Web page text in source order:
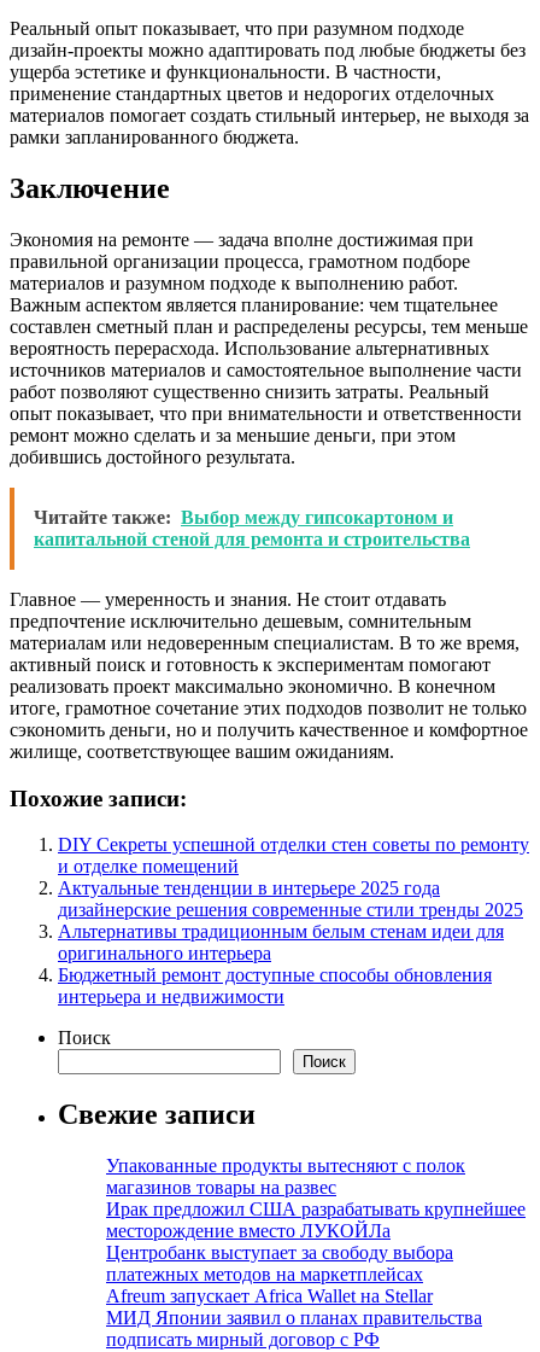
Реальный опыт показывает, что при разумном подходе
дизайн-проекты можно адаптировать под любые бюджеты без
ущерба эстетике и функциональности. В частности,
применение стандартных цветов и недорогих отделочных
материалов помогает создать стильный интерьер, не выходя за
рамки запланированного бюджета.
Заключение
Экономия на ремонте — задача вполне достижимая при
правильной организации процесса, грамотном подборе
материалов и разумном подходе к выполнению работ.
Важным аспектом является планирование: чем тщательнее
составлен сметный план и распределены ресурсы, тем меньше
вероятность перерасхода. Использование альтернативных
источников материалов и самостоятельное выполнение части
работ позволяют существенно снизить затраты. Реальный
опыт показывает, что при внимательности и ответственности
ремонт можно сделать и за меньшие деньги, при этом
добившись достойного результата.
Читайте также: Выбор между гипсокартоном и
капитальной стеной для ремонта и строительства
Главное — умеренность и знания. Не стоит отдавать
предпочтение исключительно дешевым, сомнительным
материалам или недоверенным специалистам. В то же время,
активный поиск и готовность к экспериментам помогают
реализовать проект максимально экономично. В конечном
итоге, грамотное сочетание этих подходов позволит не только
сэкономить деньги, но и получить качественное и комфортное
жилище, соответствующее вашим ожиданиям.
Похожие записи:
DIY Секреты успешной отделки стен советы по ремонту
и отделке помещений
Актуальные тенденции в интерьере 2025 года
дизайнерские решения современные стили тренды 2025
Альтернативы традиционным белым стенам идеи для
оригинального интерьера
Бюджетный ремонт доступные способы обновления
интерьера и недвижимости
Поиск
Поиск
Свежие записи
Упакованные продукты вытесняют с полок
магазинов товары на развес
Ирак предложил США разрабатывать крупнейшее
месторождение вместо ЛУКОЙЛа
Центробанк выступает за свободу выбора
платежных методов на маркетплейсах
Afreum запускает Africa Wallet на Stellar
МИД Японии заявил о планах правительства
подписать мирный договор с РФ